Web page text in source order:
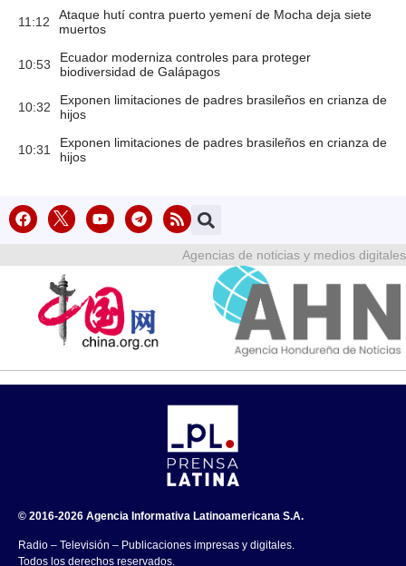
11:12
Ataque hutí contra puerto yemení de Mocha deja siete
muertos
10:53
Ecuador moderniza controles para proteger
biodiversidad de Galápagos
10:32
Exponen limitaciones de padres brasileños en crianza de
hijos
10:31
Exponen limitaciones de padres brasileños en crianza de
hijos
Agencias de noticias y medios digitales
© 2016-2026 Agencia Informativa Latinoamericana S.A.
Radio – Televisión – Publicaciones impresas y digitales.
Todos los derechos reservados.